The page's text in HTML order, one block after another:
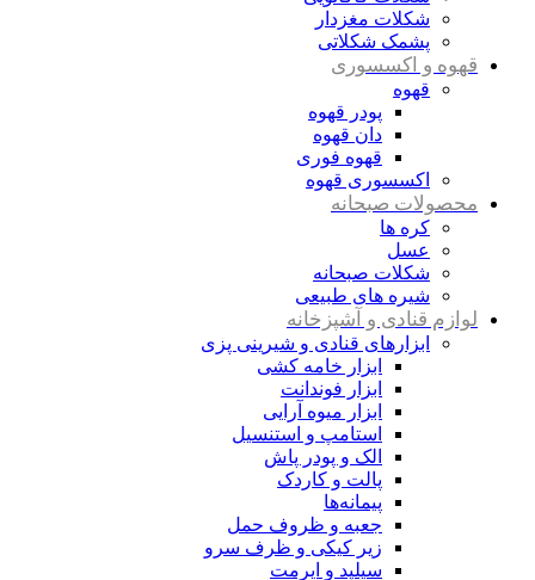
شکلات مغزدار
پشمک شکلاتی
قهوه و اکسسوری
قهوه
پودر قهوه
دان قهوه
قهوه فوری
اکسسوری قهوه
محصولات صبحانه
کره ها
عسل
شکلات صبحانه
شیره های طبیعی
لوازم قنادی و آشپزخانه
ابزارهای قنادی و شیرینی پزی
ابزار خامه کشی
ابزار فوندانت
ابزار میوه آرایی
استامپ و استنسیل
الک و پودر پاش
پالت و کاردک
پیمانه‌ها
جعبه و ظروف حمل
زیر کیکی و ظرف سرو
سیلپد و ایرمت